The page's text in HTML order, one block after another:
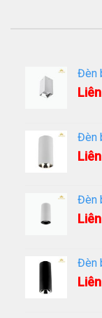
Đèn
Đèn
Đèn
Đèn